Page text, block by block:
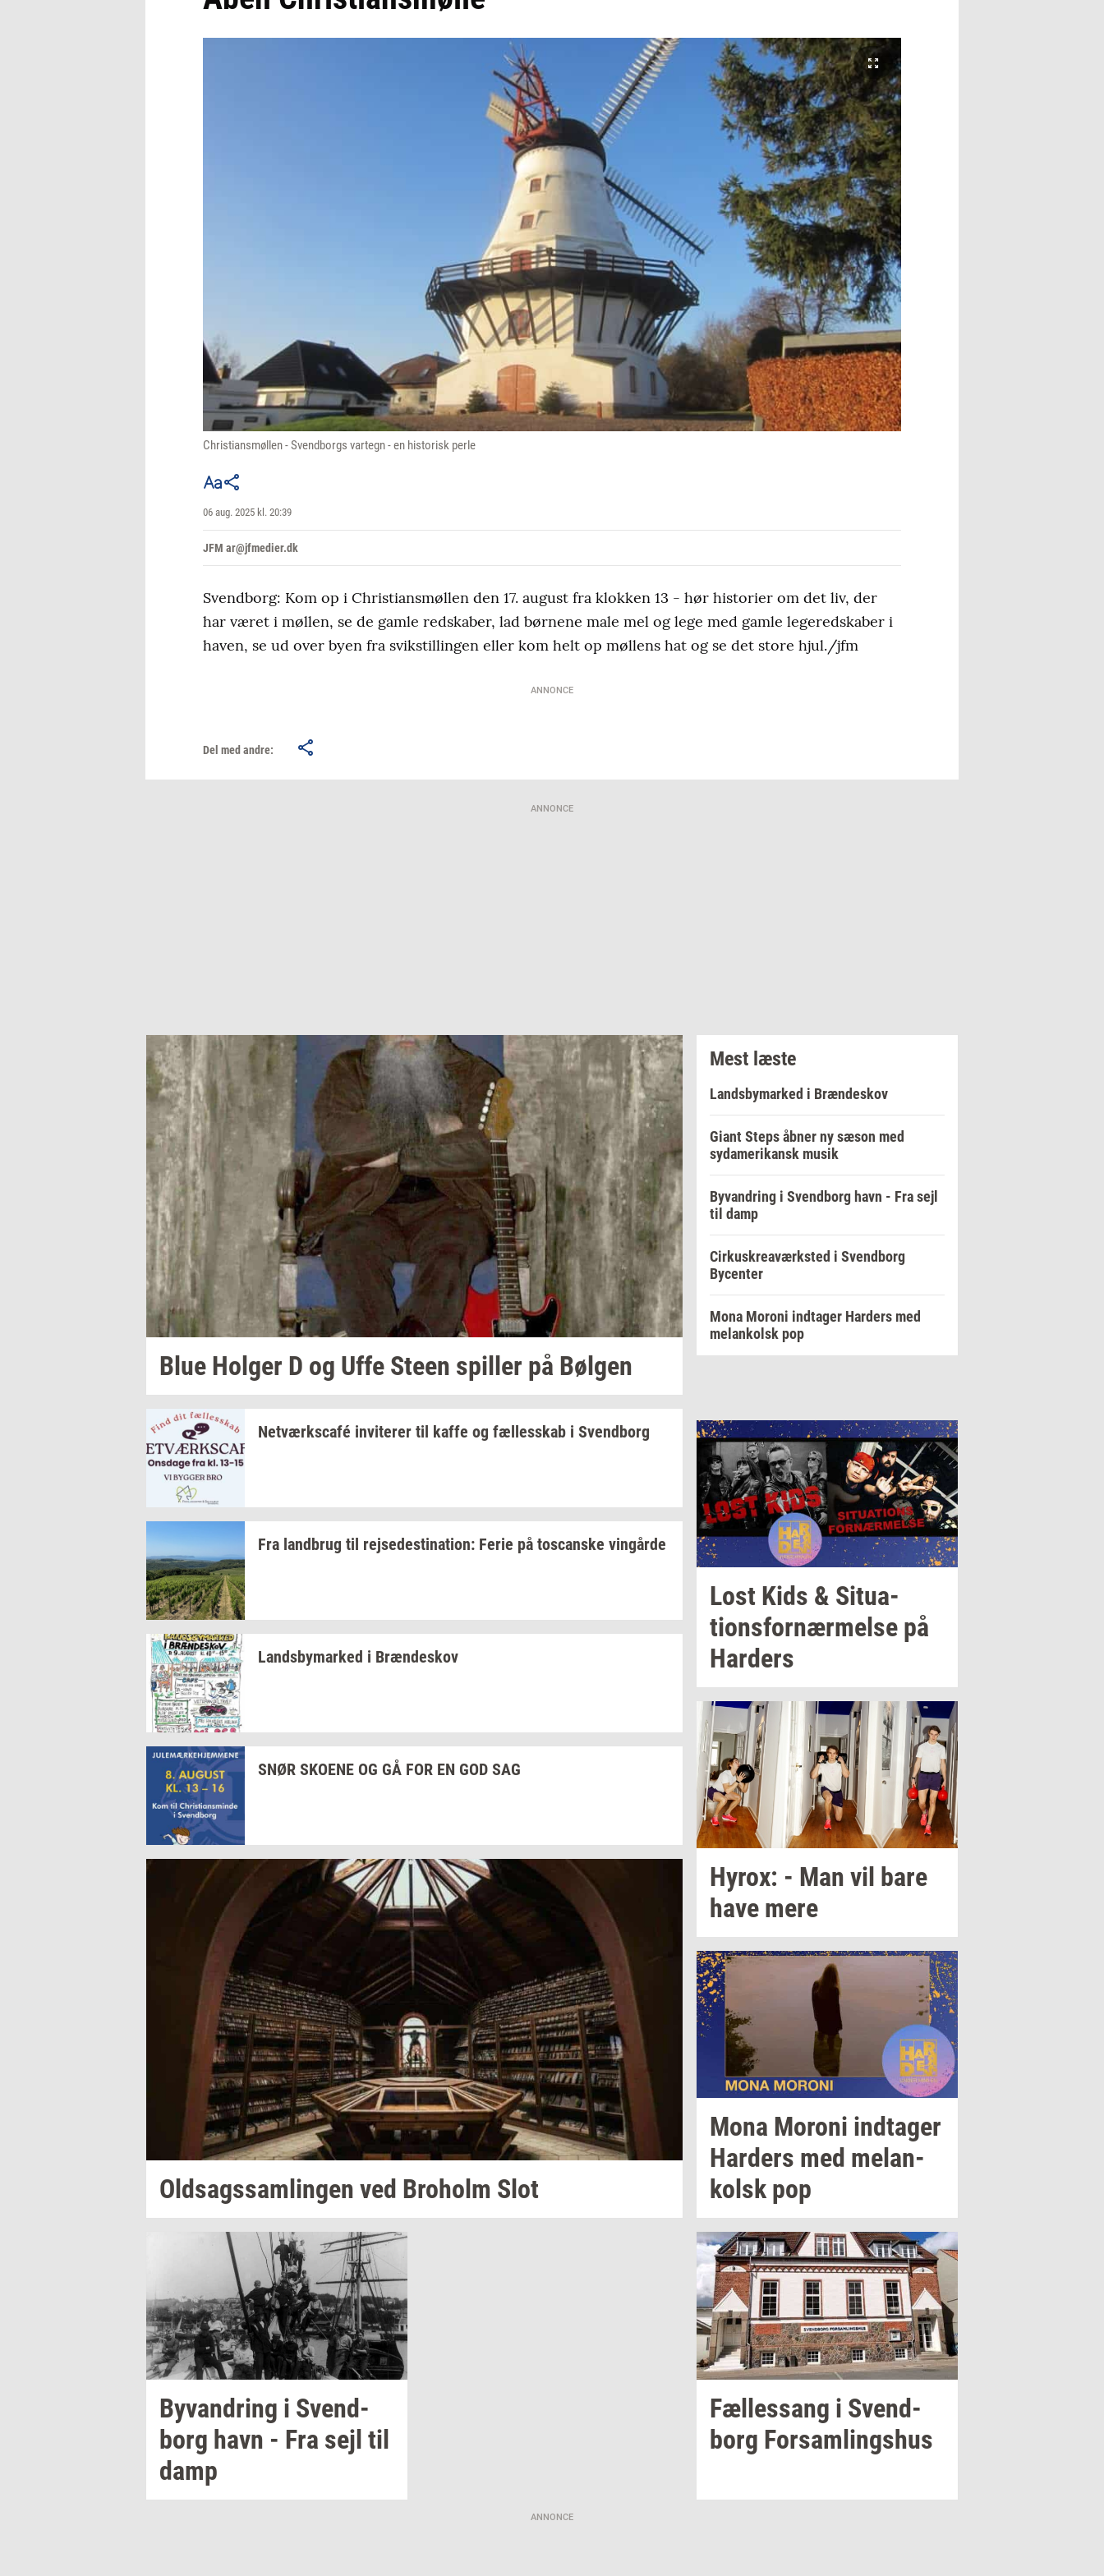
Christiansmøllen - Svendborgs vartegn - en historisk perle
06 aug. 2025 kl. 20:39
JFM ar@jfmedier.dk
Svendborg: Kom op i Christiansmøllen den 17. august fra klokken 13 - hør historier om det liv, der
har været i møllen, se de gamle redskaber, lad børnene male mel og lege med gamle legeredskaber i
haven, se ud over byen fra svikstillingen eller kom helt op møllens hat og se det store hjul./jfm
ANNONCE
Del med andre:
ANNONCE
Blue Hol­ger D og Uffe Steen spil­ler på Bøl­gen
Netværkscafé in­vi­te­rer til kaffe og fæl­les­skab i Svend­borg
Fra land­brug til rej­se­desti­na­tion: Ferie på toscan­ske vin­går­de
Lands­by­mar­ked i Bræn­de­skov
SNØR SKO­E­NE OG GÅ FOR EN GOD SAG
Oldsags­sam­lin­gen ved Bro­holm Slot
Mest læste
Landsbymarked i Brændeskov
Giant Steps åbner ny sæson med
sydamerikansk musik
Byvandring i Svendborg havn - Fra sejl
til damp
Cirkuskreaværksted i Svendborg
Bycenter
Mona Moroni indtager Harders med
melankolsk pop
Lost Kids & Si­tu­a­
tions­for­nær­mel­se på
Har­ders
Hyrox: - Man vil bare
have mere
Mona Mor­o­ni ind­ta­ger
Har­ders med melan­
kolskpop
Byvan­dring i Svend­
borg havn - Fra sejl til
damp
Fæl­les­sang i Svend­
borg For­sam­lings­hus
ANNONCE